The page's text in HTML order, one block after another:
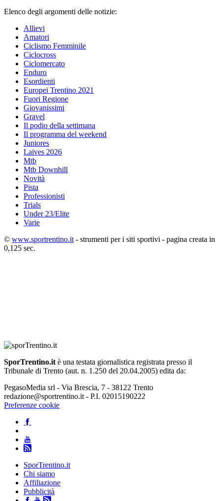
Elenco degli argomenti delle notizie:
Allievi
Amatori
Ciclismo Femminile
Ciclocross
Ciclomercato
Enduro
Esordienti
Europei Trentino 2021
Fuori Regione
Giovanissimi
Gravel
Il podio della settimana
Il programma del weekend
Juniores
Laives 2026
Mtb
Mtb Downhill
Novità
Pista
Professionisti
Trials
Under 23/Elite
Varie
© www.sportrentino.it - strumenti per i siti sportivi - pagina creata in
0,125 sec.
SporTrentino.it è una testata giornalistica registrata presso il
Tribunale di Trento (aut. n. 1.250 del 20.04.2005) edita da:
PegasoMedia srl - Via Brescia, 7 - 38122 Trento
redazione@sportrentino.it - P.I. 02015190222
Preferenze cookie
SporTrentino.it
Chi siamo
Affiliazione
Pubblicità